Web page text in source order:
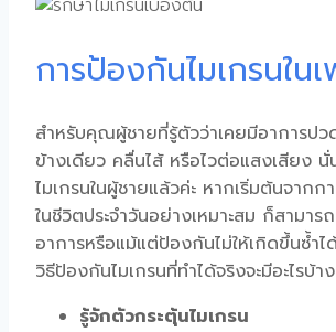
การป้องกันไมเกรนใน
สำหรับคุณผู้ชายที่รู้ตัวว่าเคยมีอาการป
ข้างเดียว คลื่นไส้ หรือไวต่อแสงเสียง นั่
ไมเกรนในผู้ชายแล้วค่ะ หากเริ่มต้นจาก
ในชีวิตประจำวันอย่างเหมาะสม ก็สามา
อาการหรือแม้แต่ป้องกันไม่ให้เกิดขึ้นซ้ำ
วิธีป้องกันไมเกรนที่ทำได้จริงจะมีอะไรบ้าง
รู้จักตัวกระตุ้นไมเกรน